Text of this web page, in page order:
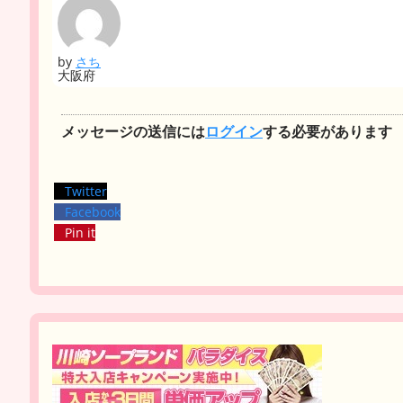
by さち
大阪府
メッセージの送信にはログインする必要があります
Twitter
Facebook
Pin it